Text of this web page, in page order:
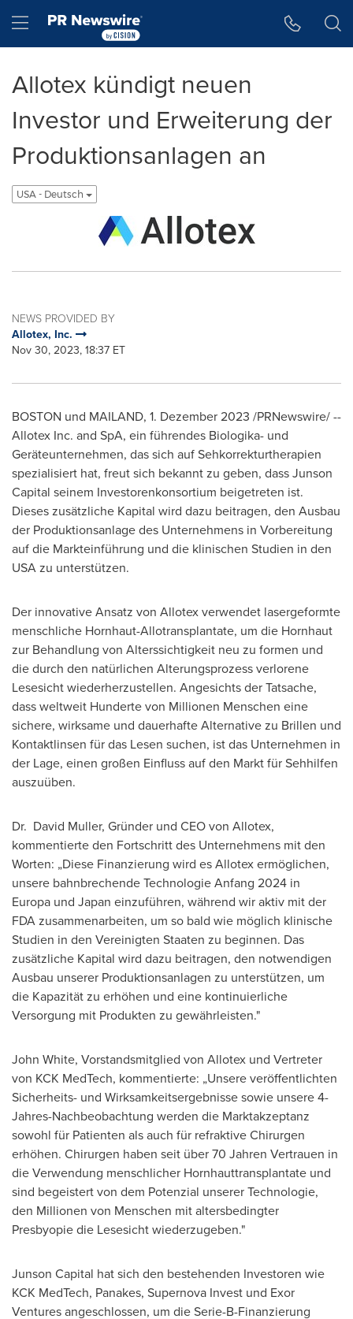
Hamburger menu
Allotex kündigt neuen
Investor und Erweiterung der
Produktionsanlagen an
USA - Deutsch
NEWS PROVIDED BY
Allotex, Inc.
Nov 30, 2023, 18:37 ET
BOSTON und MAILAND, 1. Dezember 2023 /PRNewswire/ --
Allotex Inc. and SpA, ein führendes Biologika- und
Geräteunternehmen, das sich auf Sehkorrekturtherapien
spezialisiert hat, freut sich bekannt zu geben, dass Junson
Capital seinem Investorenkonsortium beigetreten ist.
Dieses zusätzliche Kapital wird dazu beitragen, den Ausbau
der Produktionsanlage des Unternehmens in Vorbereitung
auf die Markteinführung und die klinischen Studien in den
USAzu unterstützen.
Der innovative Ansatz von Allotex verwendet lasergeformte
menschliche Hornhaut-Allotransplantate, um die Hornhaut
zur Behandlung von Alterssichtigkeit neu zu formen und
die durch den natürlichen Alterungsprozess verlorene
Lesesicht wiederherzustellen. Angesichts der Tatsache,
dass weltweit Hunderte von Millionen Menschen eine
sichere, wirksame und dauerhafte Alternative zu Brillen und
Kontaktlinsen für das Lesen suchen, ist das Unternehmen in
der Lage, einen großen Einfluss auf den Markt für Sehhilfen
auszuüben.
Dr. David Muller, Gründer und CEOvon Allotex,
kommentierte den Fortschritt des Unternehmens mit den
Worten: „Diese Finanzierung wird es Allotex ermöglichen,
unsere bahnbrechende Technologie Anfang 2024 in
Europa und Japan einzuführen, während wir aktiv mit der
FDA zusammenarbeiten, um so bald wie möglich klinische
Studien in den Vereinigten Staaten zu beginnen. Das
zusätzliche Kapital wird dazu beitragen, den notwendigen
Ausbau unserer Produktionsanlagen zu unterstützen, um
die Kapazität zu erhöhen und eine kontinuierliche
Versorgung mit Produkten zu gewährleisten."
John White, Vorstandsmitglied von Allotex und Vertreter
von KCK MedTech, kommentierte: „Unsere veröffentlichten
Sicherheits- und Wirksamkeitsergebnisse sowie unsere 4-
Jahres-Nachbeobachtung werden die Marktakzeptanz
sowohl für Patienten als auch für refraktive Chirurgen
erhöhen. Chirurgen haben seit über 70 Jahren Vertrauen in
die Verwendung menschlicher Hornhauttransplantate und
sind begeistert von dem Potenzial unserer Technologie,
den Millionen von Menschen mit altersbedingter
Presbyopie die Lesesicht wiederzugeben."
Junson Capital hat sich den bestehenden Investoren wie
KCK MedTech, Panakes, Supernova Invest und Exor
Ventures angeschlossen, um die Serie-B-Finanzierung